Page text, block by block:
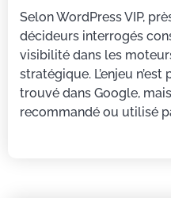
Selon WordPress VIP,
décideurs interrogés
visibilité dans les
stratégique. L’enjeu
trouvé dans Google,
recommandé ou utilisé